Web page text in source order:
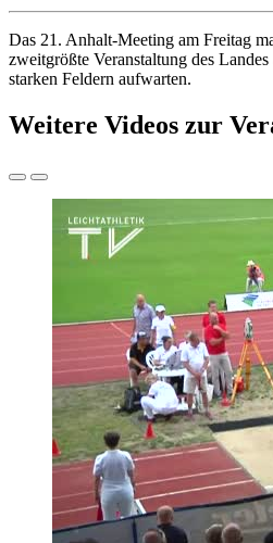
Das 21. Anhalt-Meeting am Freitag
zweitgrößte Veranstaltung des
starken Feldern aufwarten.
Weitere Videos zur